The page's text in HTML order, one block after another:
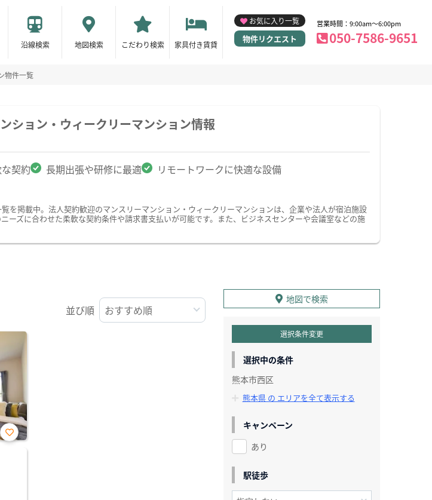
沿線検索 地図検索 こだわり検索 家具付き賃貸
お気に入り一覧
物件リクエスト
営業時間：9:00am～6:00pm
050-7586-9651
物件一覧
ション・ウィークリーマンション情報
契約 長期出張や研修に最適 リモートワークに快適な設備
掲載中。法人契約歓迎のマンスリーマンション・ウィークリーマンションは、企業や法人が宿泊施設
ズに合わせた柔軟な契約条件や請求書支払いが可能です。また、ビジネスセンターや会議室などの施
並び順
お気
地図で検索
選択条件変更
選択中の条件
熊本市西区
熊本県 の エリアを全て表示する
キャンペーン
あり
駅徒歩